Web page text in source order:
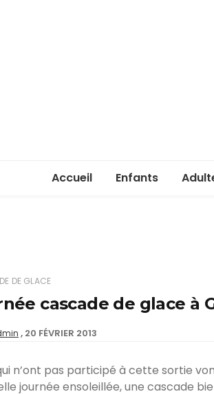
Accueil Enfants
DE GLACE
cascade de glace à
20 FÉVRIER 2013
n’ont pas participé à cette sortie
journée ensoleillée, une cascade